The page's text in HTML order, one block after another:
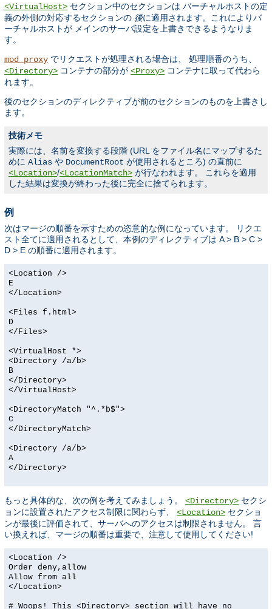
<VirtualHost> セクション中のセクションは バーチャルホストの定
義の外側の対応するセクションの 後に適用されます。これによりバ
ーチャルホストが メインのサーバ設定を上書きできるようなりま
す。
mod_proxy でリクエストが処理される場合は、 処理順番のうち、
<Directory> コンテナの部分が <Proxy> コンテナに取って代わら
れます。
後のセクションのディレクティブが前のセクションのものを上書きし
ます。
技術メモ
実際には、名前を変換する段階 (URL をファイル名にマップするた
めに Alias や DocumentRoot が使用されるところ) の直前に
<Location>/<LocationMatch> が行なわれます。 これらを適用
した結果は変換が終わった後に完全に捨てられます。
例
次はマージの順番を示すための恣意的な例になっています。 リクエ
スト全てに適用されるとして、本例のディレクティブは A > B > C >
D > E の順番に適用されます。
<Location />
E
</Location>
<Files f.html>
D
</Files>
<VirtualHost *>
<Directory /a/b>
B
</Directory>
</VirtualHost>
<DirectoryMatch "^.*b$">
C
</DirectoryMatch>
<Directory /a/b>
A
</Directory>
もっと具体的な、次の例を考えてみましょう。 <Directory> セクシ
ョンに設置されたアクセス制限に関わらず、 <Location> セクショ
ンが最後に評価されて、サーバへのアクセスは制限されません。 言
い換えれば、マージの順番は重要で、注意して使用してください!
<Location />
Order deny,allow
Allow from all
</Location>
# Woops! This <Directory> section will have no